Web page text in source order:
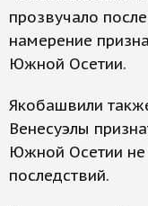
прозвучало
намерение
Южной Осетии.
Якобашвили
Венесуэлы
Южной Осетии не
последствий.